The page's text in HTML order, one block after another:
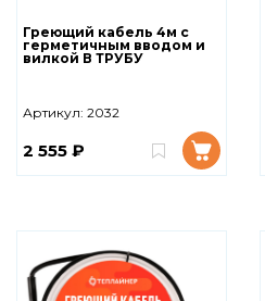
Греющий кабель 4м с
герметичным вводом и
вилкой В ТРУБУ
Артикул: 2032
2 555 ₽